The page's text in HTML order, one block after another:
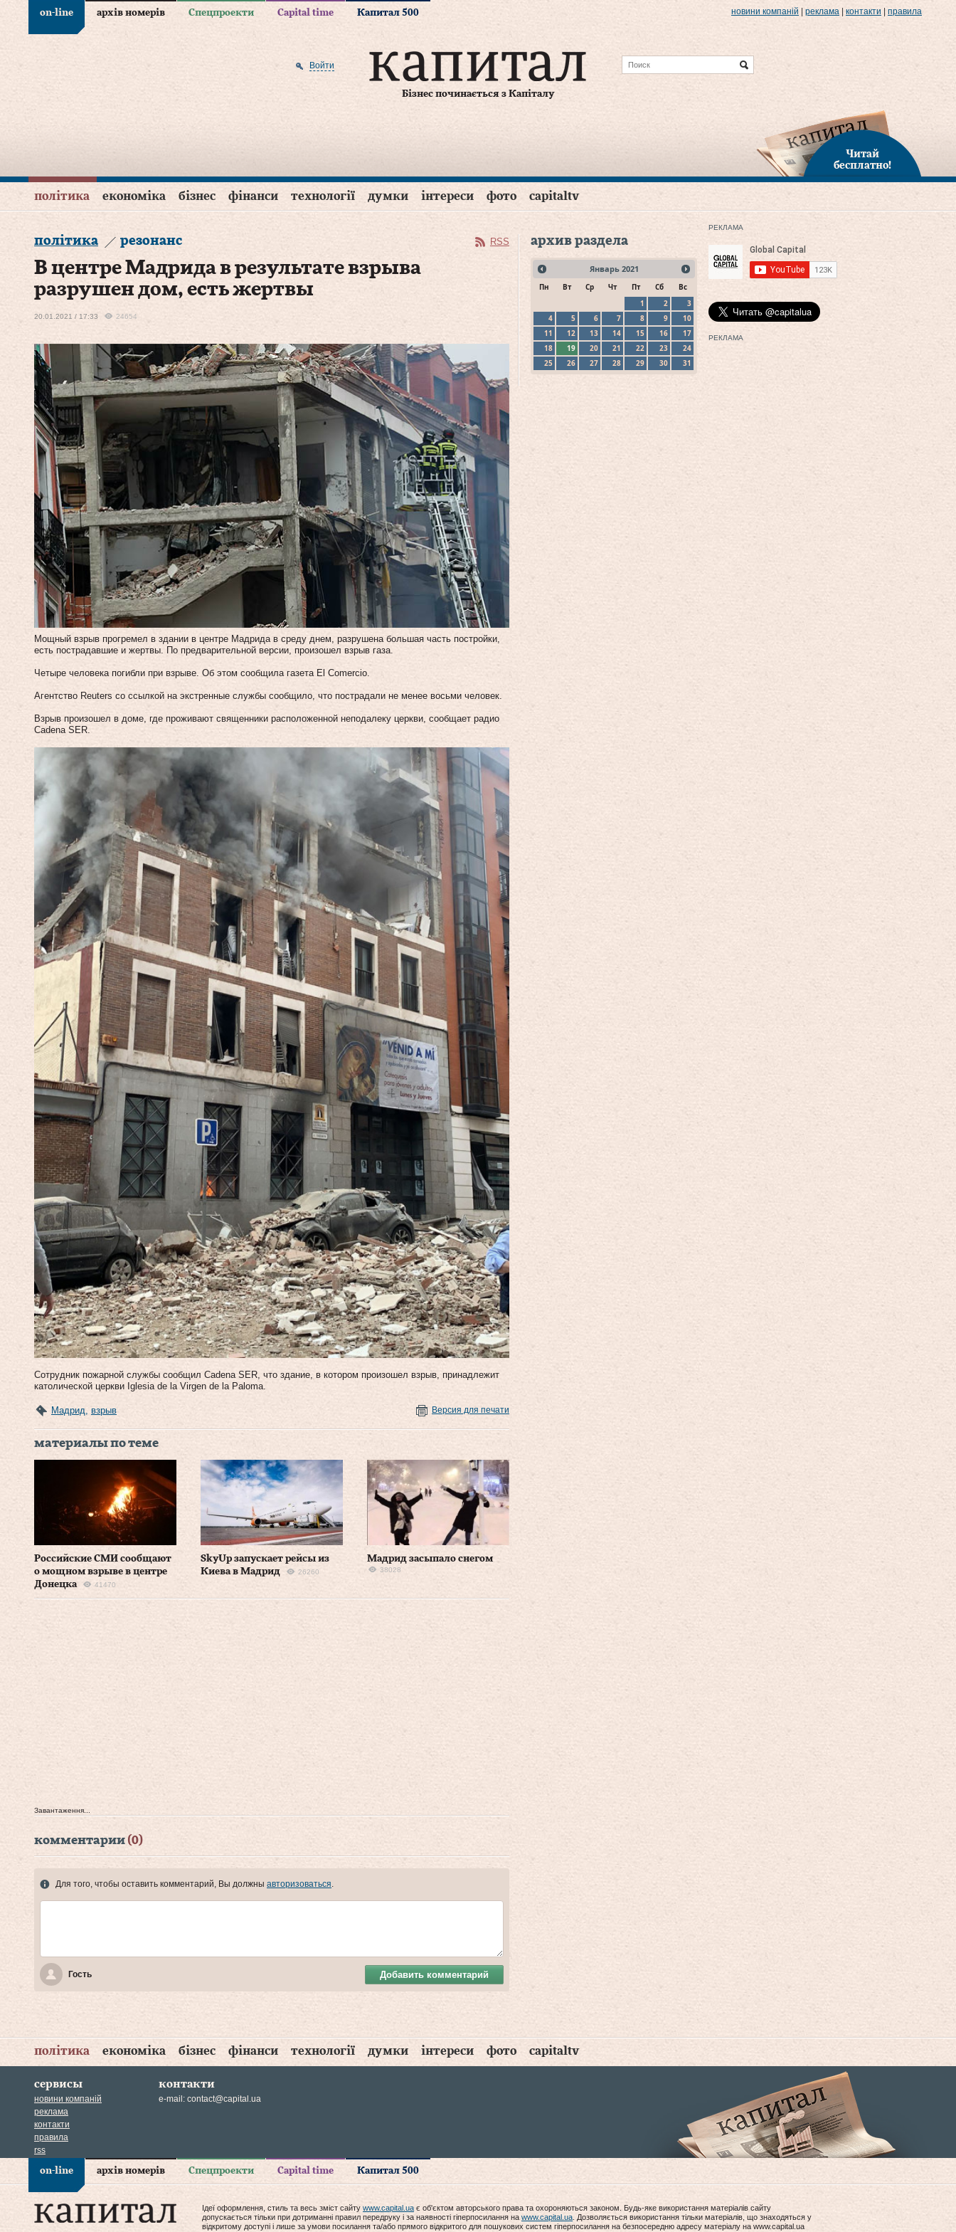
on-line архів номерів Спецпроекти Capital time Капитал 500 новини компаній реклама контакти правила
Бізнес починається з Капіталу
Войти
Читай
бесплатно!
політика економіка бізнес фінанси технології думки інтереси фото capitaltv
політика резонанс RSS
В центре Мадрида в результате взрыва
разрушен дом, есть жертвы
20.01.2021 / 17:33 24654
Мощный взрыв прогремел в здании в центре Мадрида в среду днем, разрушена большая часть постройки,
есть пострадавшие и жертвы. По предварительной версии, произошел взрыв газа.
Четыре человека погибли при взрыве. Об этом сообщила газета El Comercio.
Агентство Reuters со ссылкой на экстренные службы сообщило, что пострадали не менее восьми человек.
Взрыв произошел в доме, где проживают священники расположенной неподалеку церкви, сообщает радио
Cadena SER.
Сотрудник пожарной службы сообщил Cadena SER, что здание, в котором произошел взрыв, принадлежит
католической церкви Iglesia de la Virgen de la Paloma.
Мадрид, взрыв Версия для печати
материалы по теме
Российские СМИ сообщают
о мощном взрыве в центре
Донецка
41470
SkyUp запускает рейсы из
Киева в Мадрид
26260
Мадрид засыпало снегом
38028
Завантаження...
комментарии (0)
Для того, чтобы оставить комментарий, Вы должны авторизоваться.
Гость Добавить комментарий
архив раздела
Январь 2021
Пн Вт Ср Чт Пт Сб
Вс
1
2
3
4
5 6 7 8 9
10
11
12 13 14 15 16
17
18
19 20 21 22 23
24
25
26 27 28 29 30 31
РЕКЛАМА
РЕКЛАМА
політика економіка бізнес фінанси технології думки інтереси фото capitaltv
сервисы
новини компаній
реклама
контакти
правила
rss
контакти
e-mail: contact@capital.ua
on-line архів номерів Спецпроекти Capital time Капитал 500
Ідеї оформлення, стиль та весь зміст сайту www.capital.ua є об'єктом авторського права та охороняються законом. Будь-яке використання матеріалів сайту
допускається тільки при дотриманні правил передруку і за наявності гіперпосилання на www.capital.ua . Дозволяється використання тільки матеріалів, що знаходяться у
відкритому доступі і лише за умови посилання та/або прямого відкритого для пошукових систем гіперпосилання на безпосередню адресу матеріалу на www.capital.ua